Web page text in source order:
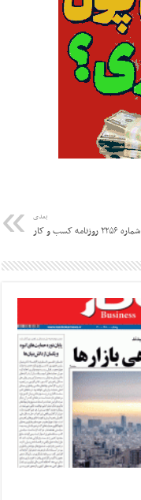
بعدی
شماره ۲۲۵۶ روزنامه کسب و کار